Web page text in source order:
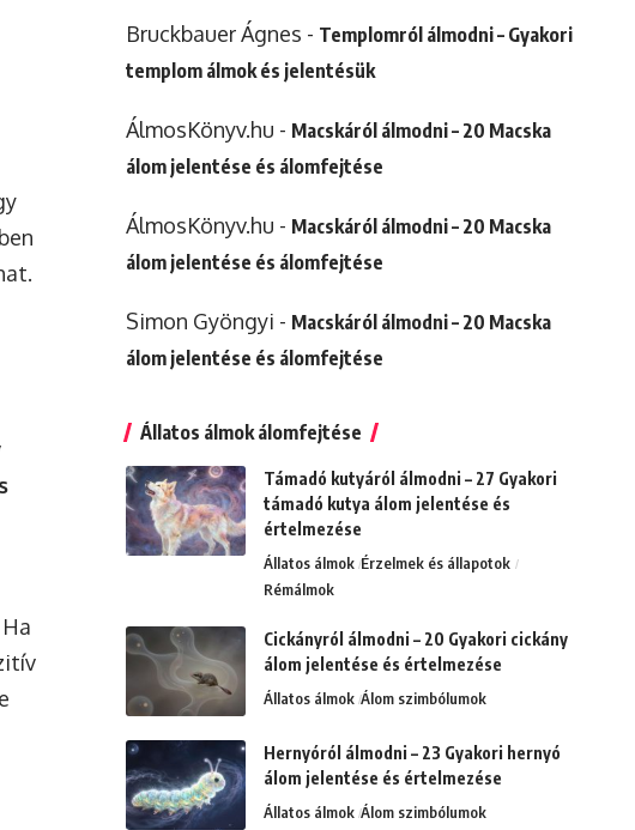
Bruckbauer Ágnes - Templomról álmodni – Gyakori
templom álmok és jelentésük
ÁlmosKönyv.hu - Macskáról álmodni – 20 Macska
álom jelentése és álomfejtése
ÁlmosKönyv.hu - Macskáról álmodni – 20 Macska
álom jelentése és álomfejtése
Simon Gyöngyi - Macskáról álmodni – 20 Macska
álom jelentése és álomfejtése
Állatos álmok álomfejtése
Támadó kutyáról álmodni – 27 Gyakori
támadó kutya álom jelentése és
értelmezése
Állatos álmok Érzelmek és állapotok
Rémálmok
Cickányról álmodni – 20 Gyakori cickány
álom jelentése és értelmezése
Állatos álmok Álom szimbólumok
Hernyóról álmodni – 23 Gyakori hernyó
álom jelentése és értelmezése
Állatos álmok Álom szimbólumok